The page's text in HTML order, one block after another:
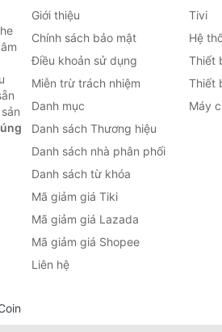
Giới thiệu
Chính sách bảo mật
Điều khoản sử dụng
Miễn trừ trách nhiệm
Danh mục
Danh sách Thương hiệu
Danh sách nhà phân phối
Danh sách từ khóa
Mã giảm giá Tiki
Mã giảm giá Lazada
Mã giảm giá Shopee
Liên hệ
Tivi
Hệ
Thiết
Thiết
Máy